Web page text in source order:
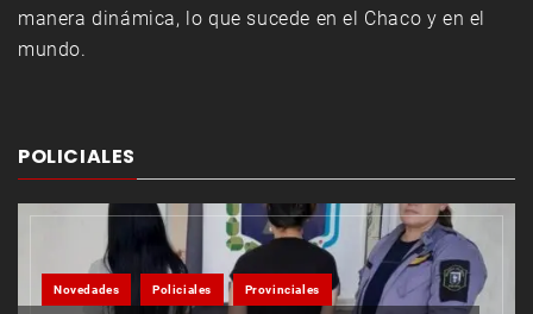
manera dinámica, lo que sucede en el Chaco y en el
mundo.
POLICIALES
Novedades Policiales Provinciales